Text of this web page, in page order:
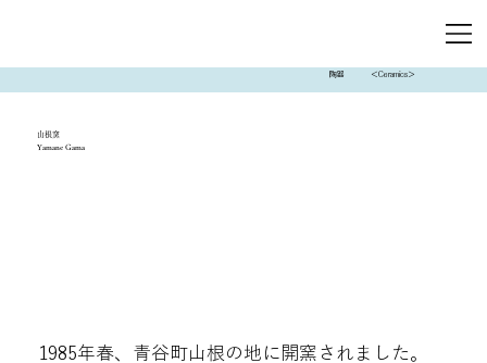
陶器 ＜Ceramics＞
山根窯
Yamane Gama
1985年春、青谷町山根の地に開窯されました。